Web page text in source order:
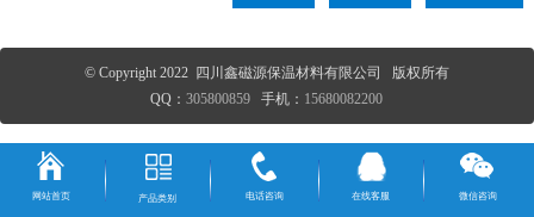
© Copyright 2022 四川鑫磁源保温材料有限公司 版权所有
QQ：305800859 手机： 15680082200
网站首页 产品类别 电话咨询 在线客服 微信咨询